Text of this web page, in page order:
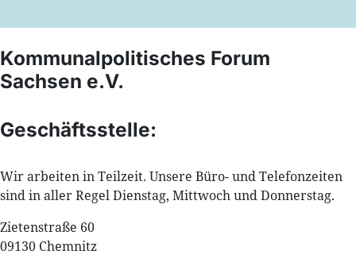
Kommunalpolitisches Forum
Sachsen e.V.
Geschäftsstelle:
Wir arbeiten in Teilzeit. Unsere Büro- und Telefonzeiten
sind in aller Regel Dienstag, Mittwoch und Donnerstag.
Zietenstraße 60
09130 Chemnitz